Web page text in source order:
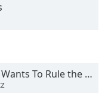
To Rule the World